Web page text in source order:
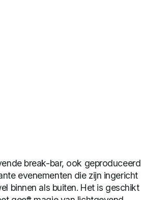
break-bar, ook geproduceerd
evenementen die zijn ingericht
binnen als buiten. Het is geschikt